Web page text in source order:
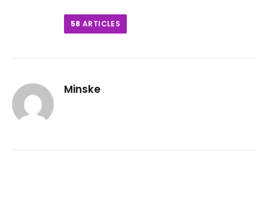
58 ARTICLES
Minske